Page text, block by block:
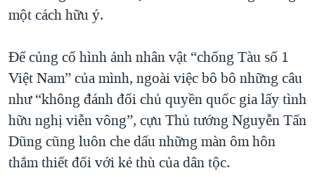
một cách hữu ý.
Để củng cố hình ảnh nhân vật “chống Tàu số 1
Việt Nam” của mình, ngoài việc bô bô những câu
như “không đánh đổi chủ quyền quốc gia lấy tình
hữu nghị viễn vông”, cựu Thủ tướng Nguyễn Tấn
Dũng cũng luôn che dấu những màn ôm hôn
thắm thiết đối với kẻ thù của dân tộc.